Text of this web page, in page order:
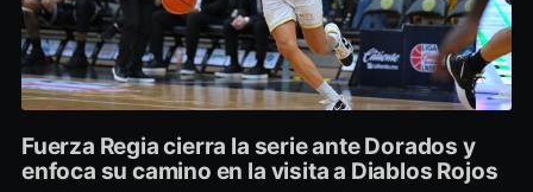
Fuerza Regia cierra la serie ante Dorados y
enfoca su camino en la visita a Diablos Rojos